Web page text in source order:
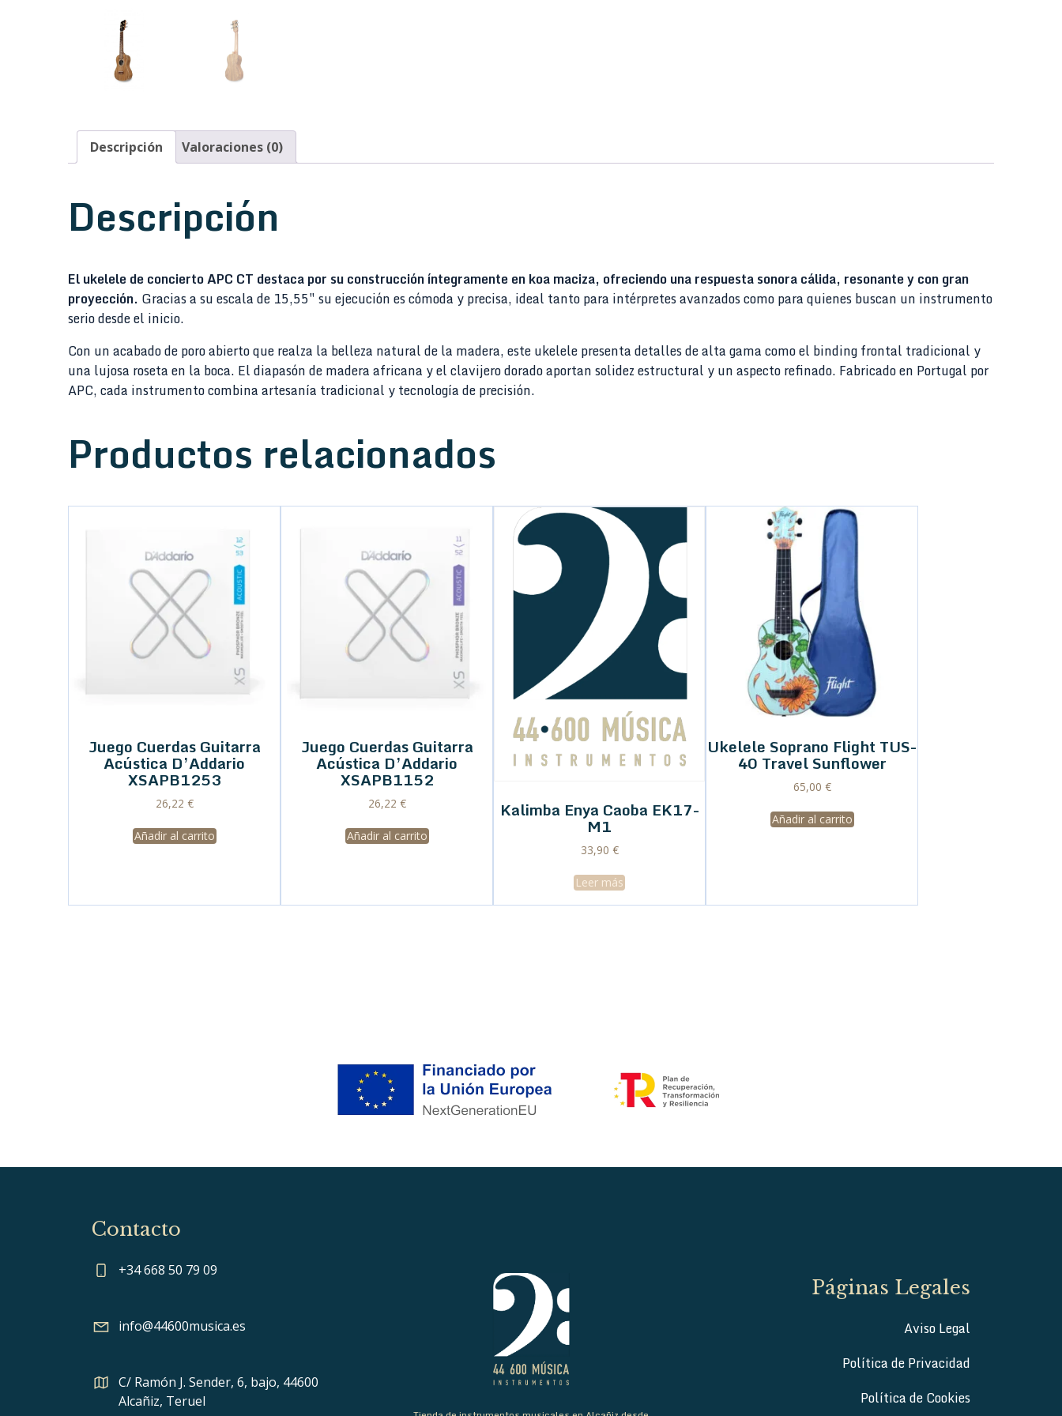
Descripción Valoraciones (0)
Descripción
El ukelele de concierto APC CT destaca por su construcción íntegramente en koa maciza, ofreciendo una respuesta sonora cálida, resonante y con gran
proyección. Gracias a su escala de 15,55″ su ejecución es cómoda y precisa, ideal tanto para intérpretes avanzados como para quienes buscan un instrumento
serio desde el inicio.
Con un acabado de poro abierto que realza la belleza natural de la madera, este ukelele presenta detalles de alta gama como el binding frontal tradicional y
una lujosa roseta en la boca. El diapasón de madera africana y el clavijero dorado aportan solidez estructural y un aspecto refinado. Fabricado en Portugal por
APC, cada instrumento combina artesanía tradicional y tecnología de precisión.
Productos relacionados
Juego Cuerdas Guitarra
Acústica D’Addario
XSAPB1253
26,22 €
Añadir al carrito
Juego Cuerdas Guitarra
Acústica D’Addario
XSAPB1152
26,22 €
Añadir al carrito
Kalimba Enya Caoba EK17-
M1
33,90 €
Leer más
Ukelele Soprano Flight TUS-
40 Travel Sunflower
65,00 €
Añadir al carrito
Contacto
+34 668 50 79 09
info@44600musica.es
C/ Ramón J. Sender, 6, bajo, 44600
Alcañiz, Teruel
Páginas Legales
Aviso Legal
Política de Privacidad
Política de Cookies